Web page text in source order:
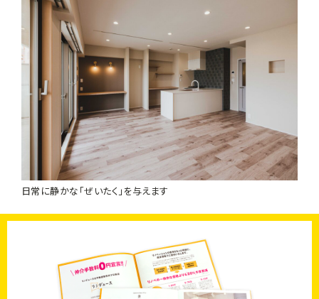
日常に静かな「ぜいたく」を与えます